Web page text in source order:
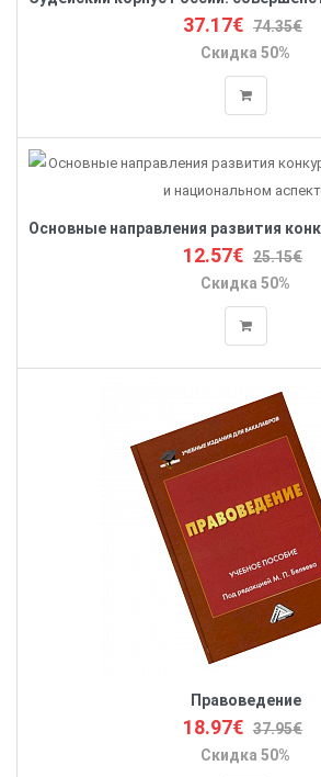
37.17€ 74.35€
Скидка 50%
12.57€ 25.15€
Скидка 50%
Правоведение
18.97€ 37.95€
Скидка 50%